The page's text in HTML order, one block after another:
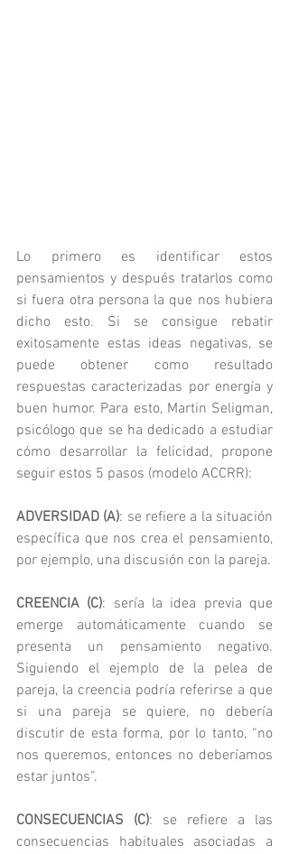
Lo primero es identificar estos
pensamientos y después tratarlos como
si fuera otra persona la que nos hubiera
dicho esto. Si se consigue rebatir
exitosamente estas ideas negativas, se
puede obtener como resultado
respuestas caracterizadas por energía y
buen humor. Para esto, Martin Seligman,
psicólogo que se ha dedicado a estudiar
cómo desarrollar la felicidad, propone
seguir estos 5 pasos (modelo ACCRR):
ADVERSIDAD (A): se refiere a la situación
específica que nos crea el pensamiento,
por ejemplo, una discusión con la pareja.
CREENCIA (C): sería la idea previa que
emerge automáticamente cuando se
presenta un pensamiento negativo.
Siguiendo el ejemplo de la pelea de
pareja, la creencia podría referirse a que
si una pareja se quiere, no debería
discutir de esta forma, por lo tanto, “no
nos queremos, entonces no deberíamos
estar juntos”.
CONSECUENCIAS (C): se refiere a las
consecuencias habituales asociadas a